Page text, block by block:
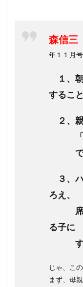
森信三
年１１月
１、
すること
２、親
「ハ
でき
３、
ろえ、
席を
る子に
する
じゃ、こ
まず、母